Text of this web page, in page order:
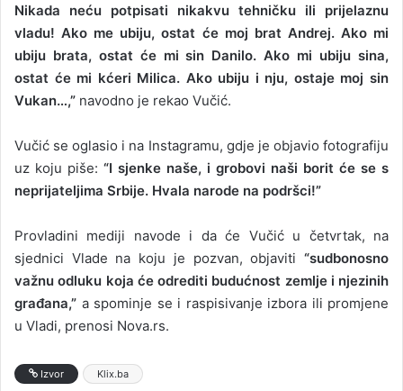
Nikada neću potpisati nikakvu tehničku ili prijelaznu
vladu! Ako me ubiju, ostat će moj brat Andrej. Ako mi
ubiju brata, ostat će mi sin Danilo. Ako mi ubiju sina,
ostat će mi kćeri Milica. Ako ubiju i nju, ostaje moj sin
Vukan…,” navodno je rekao Vučić.
Vučić se oglasio i na Instagramu, gdje je objavio fotografiju
uz koju piše: “I sjenke naše, i grobovi naši borit će se s
neprijateljima Srbije. Hvala narode na podršci!”
Provladini mediji navode i da će Vučić u četvrtak, na
sjednici Vlade na koju je pozvan, objaviti “sudbonosno
važnu odluku koja će odrediti budućnost zemlje i njezinih
građana,” a spominje se i raspisivanje izbora ili promjene
u Vladi, prenosi Nova.rs.
Izvor Klix.ba